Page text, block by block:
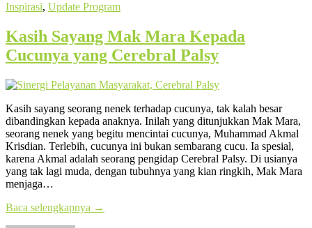
Inspirasi, Update Program
Kasih Sayang Mak Mara Kepada
Cucunya yang Cerebral Palsy
Kasih sayang seorang nenek terhadap cucunya, tak kalah besar
dibandingkan kepada anaknya. Inilah yang ditunjukkan Mak Mara,
seorang nenek yang begitu mencintai cucunya, Muhammad Akmal
Krisdian. Terlebih, cucunya ini bukan sembarang cucu. Ia spesial,
karena Akmal adalah seorang pengidap Cerebral Palsy. Di usianya
yang tak lagi muda, dengan tubuhnya yang kian ringkih, Mak Mara
menjaga…
Baca selengkapnya →